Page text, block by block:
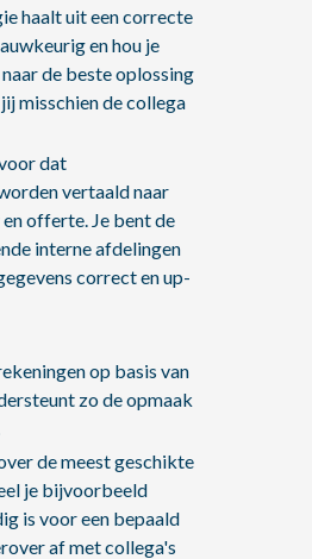
haalt uit een correcte
en hou je
de beste oplossing
misschien de collega
dat
vertaald naar
offerte. Je bent de
interne afdelingen
correct en up-
op basis van
zo de opmaak
de meest geschikte
je bijvoorbeeld
is voor een bepaald
af met collega's